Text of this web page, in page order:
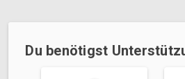
Du benötigst